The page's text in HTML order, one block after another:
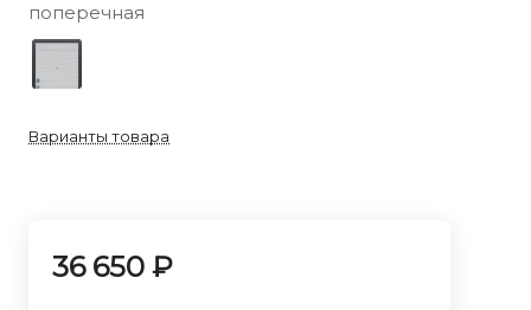
поперечная
Варианты товара
36 650 ₽